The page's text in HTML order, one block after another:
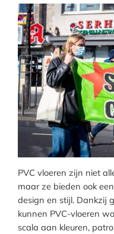
PVC vloeren zijn niet
maar ze bieden ook
design en stijl. Dankzij
kunnen PVC-vloeren
scala aan kleuren,